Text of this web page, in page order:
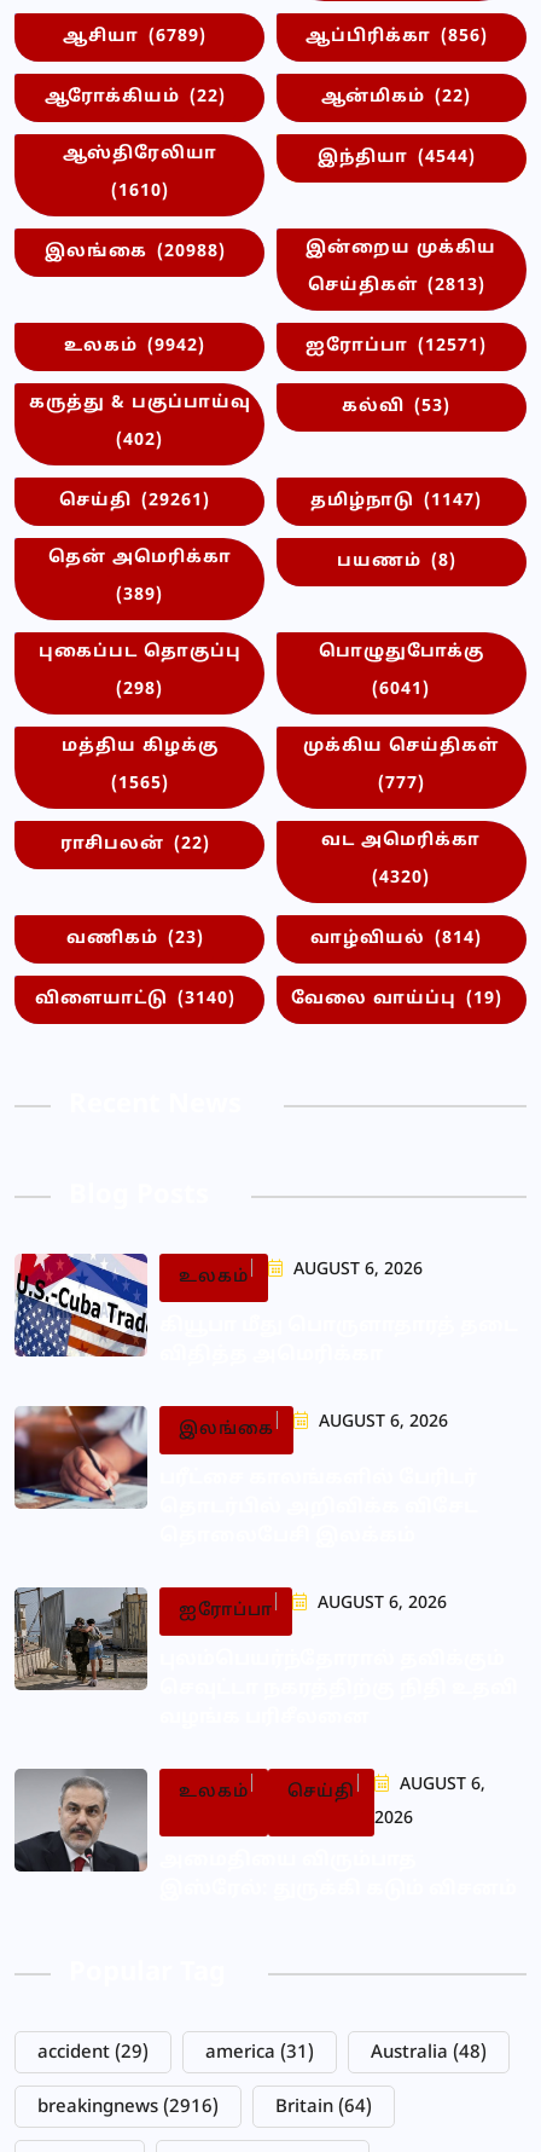
ஆசியா (6789) ஆப்பிரிக்கா (856)
ஆரோக்கியம் (22) ஆன்மிகம் (22)
ஆஸ்திரேலியா
(1610)
இந்தியா (4544)
இலங்கை (20988)
இன்றைய முக்கிய
செய்திகள் (2813)
உலகம் (9942) ஐரோப்பா (12571)
கருத்து & பகுப்பாய்வு
(402)
கல்வி (53)
செய்தி (29261) தமிழ்நாடு (1147)
தென் அமெரிக்கா
(389)
பயணம் (8)
புகைப்பட தொகுப்பு
(298)
பொழுதுபோக்கு
(6041)
மத்திய கிழக்கு
(1565)
முக்கிய செய்திகள்
(777)
ராசிபலன் (22)
வட அமெரிக்கா
(4320)
வணிகம் (23) வாழ்வியல் (814)
விளையாட்டு (3140) வேலை வாய்ப்பு (19)
உலகம் AUGUST 6, 2026
இலங்கை AUGUST 6, 2026
ஐரோப்பா AUGUST 6, 2026
உலகம் செய்தி
AUGUST 6,
2026
accident (29) america (31) Australia (48)
breakingnews (2916) Britain (64)